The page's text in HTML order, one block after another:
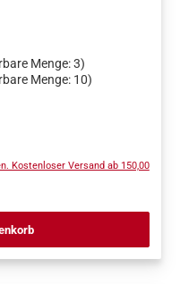
Menge: 3)
Menge: 10)
Kostenloser Versand ab 150,00